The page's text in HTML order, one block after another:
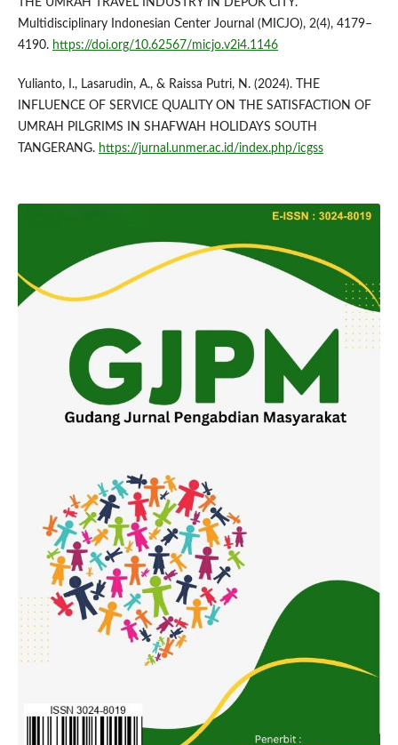
THE UMRAH TRAVEL INDUSTRY IN DEPOK CITY.
Multidisciplinary Indonesian Center Journal (MICJO), 2(4), 4179–
4190. https://doi.org/10.62567/micjo.v2i4.1146
Yulianto, I., Lasarudin, A., & Raissa Putri, N. (2024). THE
INFLUENCE OF SERVICE QUALITY ON THE SATISFACTION OF
UMRAH PILGRIMS IN SHAFWAH HOLIDAYS SOUTH
TANGERANG. https://jurnal.unmer.ac.id/index.php/icgss